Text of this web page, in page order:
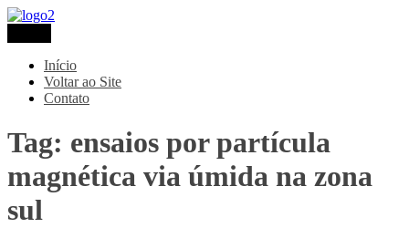
Pular
o
conteúdo
Metaltec
Blog
Início
Voltar ao Site
Contato
Tag: ensaios por partícula
magnética via úmida na zona
sul